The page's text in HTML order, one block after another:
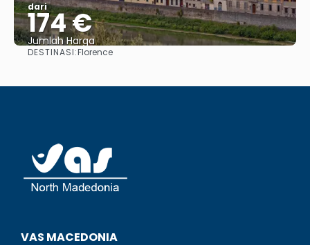
dari
174 €
Jumlah Harga
DESTINASI:Florence
VAS MACEDONIA